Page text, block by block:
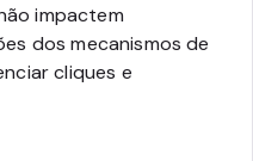
impactem
dos mecanismos de
cliques e